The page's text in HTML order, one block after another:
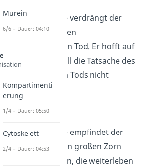
In dieser Phase verdrängt der
Sterbende seinen
bevorstehenden Tod. Er hofft auf
Rettung und will die Tatsache des
unweigerlichen Tods nicht
akzeptieren.
In dieser Phase empfindet der
Sterbende einen großen Zorn
gegenüber allen, die weiterleben
Murein
6/6 – Dauer: 04:10
Kompartimenti
erung
1/4 – Dauer: 05:50
Cytoskelett
2/4 – Dauer: 04:53